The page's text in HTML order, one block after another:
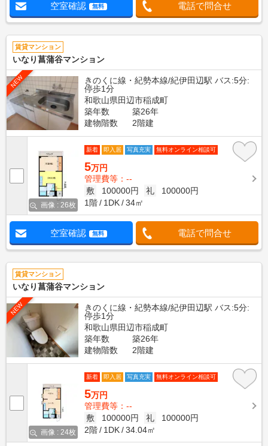
空室確認 無料 電話で問合せ
賃貸マンション
いなり菖蒲谷マンション
NEW
きのくに線・紀勢本線/紀伊田辺駅 バス:5分:
停歩1分
和歌山県田辺市稲成町
築年数
築26年
建物階数
2階建
画像 : 26枚
新着 即入居 写真充実 無料オンライン相談可
5万円
管理費等：--
敷
100000円 礼
100000円
1階
1DK 34㎡
空室確認 無料 電話で問合せ
賃貸マンション
いなり菖蒲谷マンション
NEW
きのくに線・紀勢本線/紀伊田辺駅 バス:5分:
停歩1分
和歌山県田辺市稲成町
築年数
築26年
建物階数
2階建
画像 : 24枚
新着 即入居 写真充実 無料オンライン相談可
5万円
管理費等：--
敷
100000円 礼
100000円
2階
1DK 34.04㎡